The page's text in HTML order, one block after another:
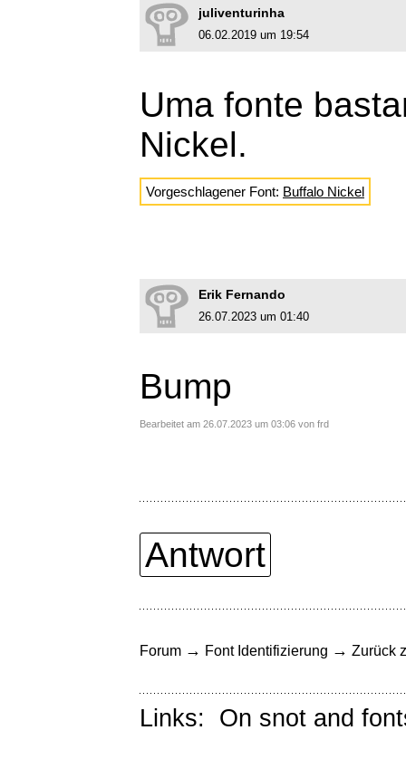
juliventurinha
06.02.2019 um 19:54
Uma fonte
Nickel.
Vorgeschlagener Font: Buffalo Nickel
Erik Fernando
26.07.2023 um 01:40
Bump
Bearbeitet am 26.07.2023 um 03:06 von frd
Antwort
Forum → Font Identifizierung → Zurück
Links: On snot and